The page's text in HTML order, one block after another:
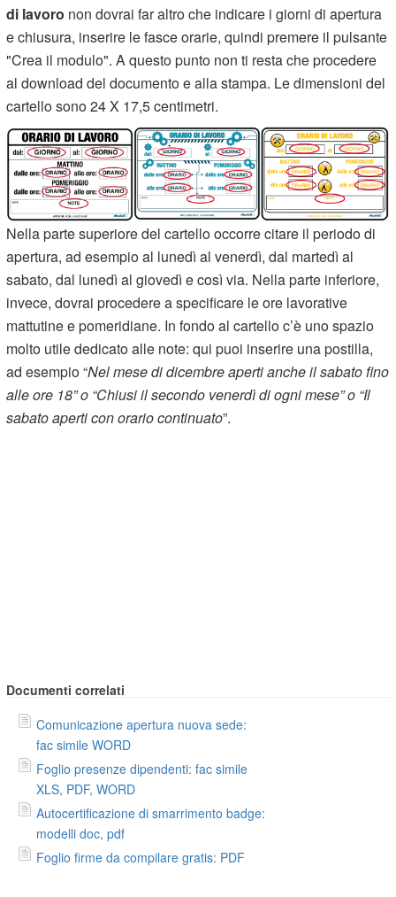
di lavoro non dovrai far altro che indicare i giorni di apertura
e chiusura, inserire le fasce orarie, quindi premere il pulsante
"Crea il modulo". A questo punto non ti resta che procedere
al download del documento e alla stampa. Le dimensioni del
cartello sono 24 X 17,5 centimetri.
Nella parte superiore del cartello occorre citare il periodo di
apertura, ad esempio al lunedì al venerdì, dal martedì al
sabato, dal lunedì al giovedì e così via. Nella parte inferiore,
invece, dovrai procedere a specificare le ore lavorative
mattutine e pomeridiane. In fondo al cartello c’è uno spazio
molto utile dedicato alle note: qui puoi inserire una postilla,
ad esempio “Nel mese di dicembre aperti anche il sabato fino
alle ore 18” o “Chiusi il secondo venerdì di ogni mese” o “Il
sabato aperti con orario continuato”.
Documenti correlati
Comunicazione apertura nuova sede:
fac simile WORD
Foglio presenze dipendenti: fac simile
XLS, PDF, WORD
Autocertificazione di smarrimento badge:
modelli doc, pdf
Foglio firme da compilare gratis: PDF